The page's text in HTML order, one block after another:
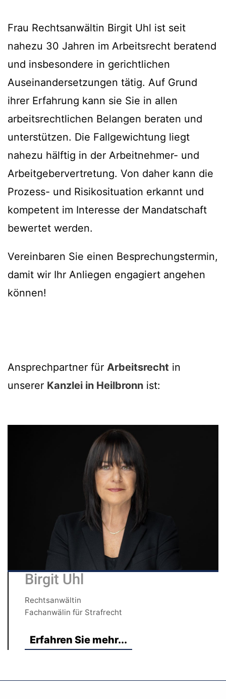
Frau Rechtsanwältin Birgit Uhl ist seit
nahezu 30 Jahren im Arbeitsrecht beratend
und insbesondere in gerichtlichen
Auseinandersetzungen tätig. Auf Grund
ihrer Erfahrung kann sie Sie in allen
arbeitsrechtlichen Belangen beraten und
unterstützen. Die Fallgewichtung liegt
nahezu hälftig in der Arbeitnehmer- und
Arbeitgebervertretung. Von daher kann die
Prozess- und Risikosituation erkannt und
kompetent im Interesse der Mandatschaft
bewertet werden.
Vereinbaren Sie einen Besprechungstermin,
damit wir Ihr Anliegen engagiert angehen
können!
Ansprechpartner für Arbeitsrecht in
unserer Kanzlei in Heilbronn ist:
Birgit Uhl
Rechtsanwältin
Fachanwälin für Strafrecht
Erfahren Sie mehr...